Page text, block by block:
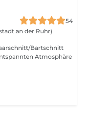
54
an der Ruhr)
Bartschnitt
Atmosphäre